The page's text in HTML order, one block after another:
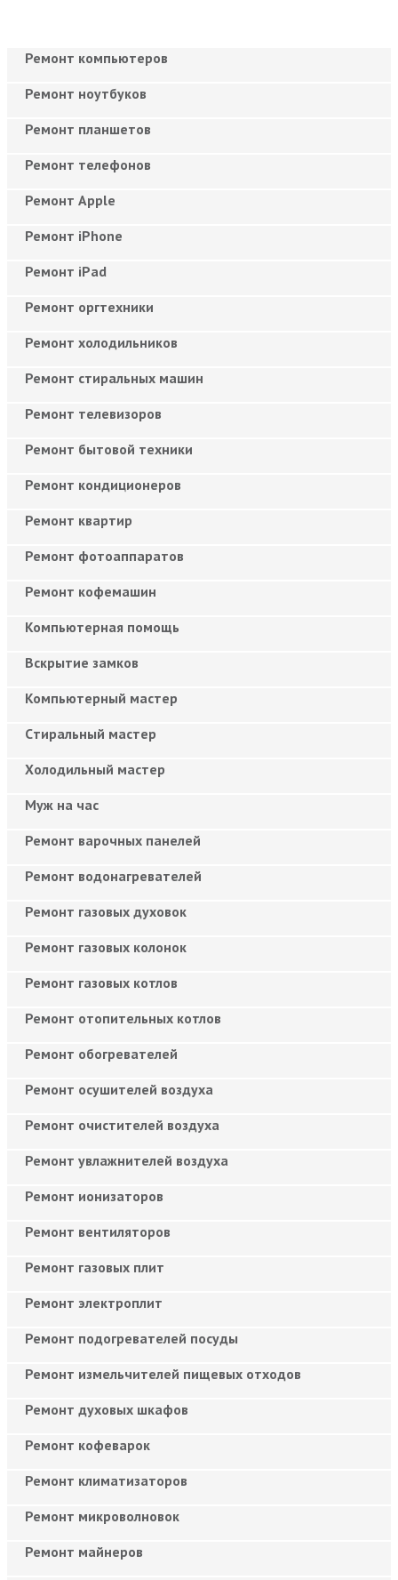
Ремонт компьютеров
Ремонт ноутбуков
Ремонт планшетов
Ремонт телефонов
Ремонт Apple
Ремонт iPhone
Ремонт iPad
Ремонт оргтехники
Ремонт холодильников
Ремонт стиральных машин
Ремонт телевизоров
Ремонт бытовой техники
Ремонт кондиционеров
Ремонт квартир
Ремонт фотоаппаратов
Ремонт кофемашин
Компьютерная помощь
Вскрытие замков
Компьютерный мастер
Cтиральный мастер
Холодильный мастер
Муж на час
Ремонт варочных панелей
Ремонт водонагревателей
Ремонт газовых духовок
Ремонт газовых колонок
Ремонт газовых котлов
Ремонт отопительных котлов
Ремонт обогревателей
Ремонт осушителей воздуха
Ремонт очистителей воздуха
Ремонт увлажнителей воздуха
Ремонт ионизаторов
Ремонт вентиляторов
Ремонт газовых плит
Ремонт электроплит
Ремонт подогревателей посуды
Ремонт измельчителей пищевых отходов
Ремонт духовых шкафов
Ремонт кофеварок
Ремонт климатизаторов
Ремонт микроволновок
Ремонт майнеров